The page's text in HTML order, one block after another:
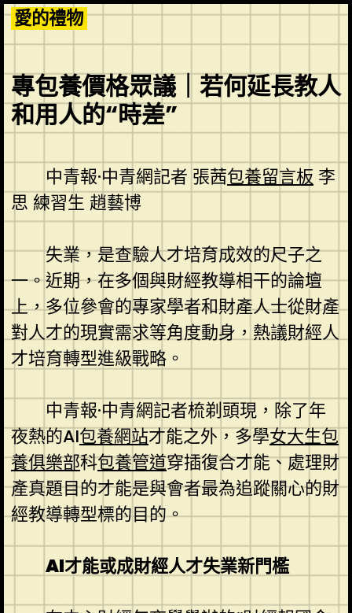
Skip
to
content
愛的禮物
專包養價格眾議｜若何延長教人
和用人的“時差”
中青報·中青網記者 張茜包養留言板 李
思 練習生 趙藝博
失業，是查驗人才培育成效的尺子之
一。近期，在多個與財經教導相干的論壇
上，多位參會的專家學者和財產人士從財產
對人才的現實需求等角度動身，熱議財經人
才培育轉型進級戰略。
中青報·中青網記者梳剃頭現，除了年
夜熱的AI包養網站才能之外，多學女大生包
養俱樂部科包養管道穿插復合才能、處理財
產真題目的才能是與會者最為追蹤關心的財
經教導轉型標的目的。
AI才能或成財經人才失業新門檻